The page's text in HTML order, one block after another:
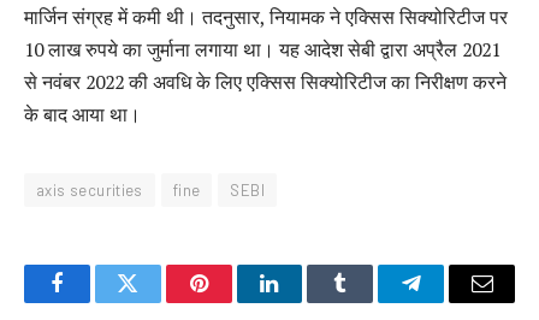
मार्जिन संग्रह में कमी थी। तदनुसार, नियामक ने एक्सिस सिक्योरिटीज पर
10 लाख रुपये का जुर्माना लगाया था। यह आदेश सेबी द्वारा अप्रैल 2021
से नवंबर 2022 की अवधि के लिए एक्सिस सिक्योरिटीज का निरीक्षण करने
के बाद आया था।
axis securities fine SEBI
FacebookTwitter PinterestLinkedInTumblr TelegramEmail